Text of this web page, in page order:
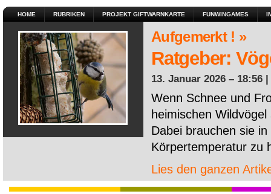
HOME RUBRIKEN PROJEKT GIFTWARNKARTE FUNWINGAMES
Aufgemerkt ! »
Ratgeber:
13. Januar 2026 – 18:56 |
Wenn Schnee und
heimischen
Dabei brauchen sie
Körpertemperatur zu
Lies den ganzen